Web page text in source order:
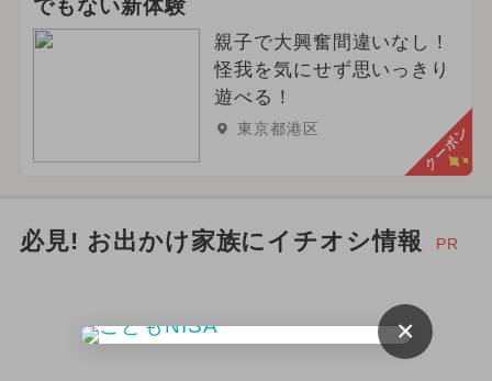
でもない新体験
親子で大興奮間違いなし！
怪我を気にせず思いっきり
遊べる！
東京都港区 クーポン
必見! お出かけ家族にイチオシ情報 PR
×